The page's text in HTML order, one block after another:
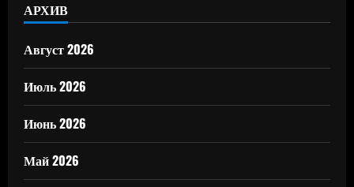
АРХИВ
Август 2026
Июль 2026
Июнь 2026
Май 2026